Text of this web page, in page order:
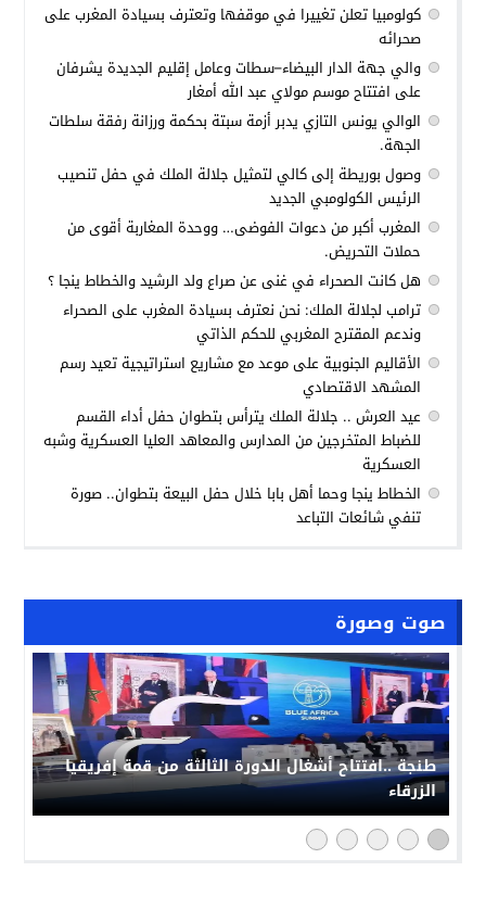
صوت وصورة
طنجة ..افتتاح أشغال الدورة الثالثة من قمة إفريقيا
الزرقاء
كولومبيا تعلن تغييرا في موقفها وتعترف بسيادة المغرب على
صحرائه
والي جهة الدار البيضاء–سطات وعامل إقليم الجديدة يشرفان
على افتتاح موسم مولاي عبد الله أمغار
الوالي يونس التازي يدبر أزمة سبتة بحكمة ورزانة رفقة سلطات
الجهة.
وصول بوريطة إلى كالي لتمثيل جلالة الملك في حفل تنصيب
الرئيس الكولومبي الجديد
المغرب أكبر من دعوات الفوضى… ووحدة المغاربة أقوى من
حملات التحريض.
هل كانت الصحراء في غنى عن صراع ولد الرشيد والخطاط ينجا ؟
ترامب لجلالة الملك: نحن نعترف بسيادة المغرب على الصحراء
وندعم المقترح المغربي للحكم الذاتي
الأقاليم الجنوبية على موعد مع مشاريع استراتيجية تعيد رسم
المشهد الاقتصادي
عيد العرش .. جلالة الملك يترأس بتطوان حفل أداء القسم
للضباط المتخرجين من المدارس والمعاهد العليا العسكرية وشبه
العسكرية
الخطاط ينجا وحما أهل بابا خلال حفل البيعة بتطوان.. صورة
تنفي شائعات التباعد